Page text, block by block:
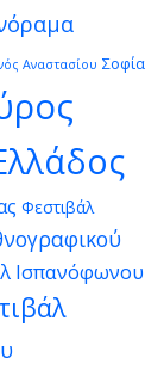
Αναστασίου Σοφία
Φεστιβάλ
Ισπανόφωνου